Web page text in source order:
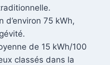
d’environ 75 kWh,
de 15 kWh/100
classés dans la